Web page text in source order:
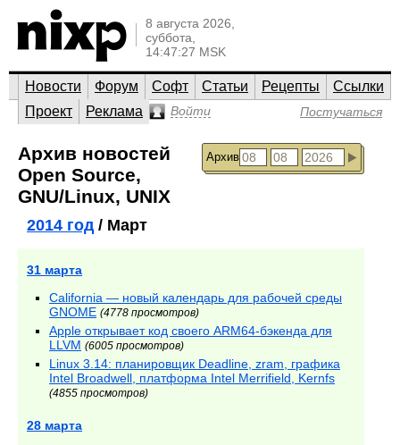
8 августа 2026,
суббота,
14:47:27 MSK
Новости Форум Софт Статьи Рецепты
Ссылки
Проект
Реклама Войти Постучаться
Архив
Архив новостей
Open Source,
GNU/Linux, UNIX
2014 год/ Март
31 марта
California — новый календарь для рабочей среды
GNOME (4778 просмотров)
Apple открывает код своего ARM64-бэкенда для
LLVM (6005 просмотров)
Linux 3.14: планировщик Deadline, zram, графика
Intel Broadwell, платформа Intel Merrifield, Kernfs
(4855 просмотров)
28 марта